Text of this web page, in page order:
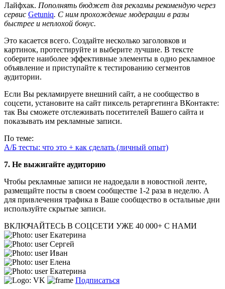
Лайфхак. Пополнять бюджет для рекламы рекомендую через
сервис Getuniq. С ним прохождение модерации в разы
быстрее и неплохой бонус.
Это касается всего. Создайте несколько заголовков и
картинок, протестируйте и выберите лучшие. В тексте
соберите наиболее эффективные элементы в одно рекламное
объявление и приступайте к тестированию сегментов
аудитории.
Если Вы рекламируете внешний сайт, а не сообщество в
соцсети, установите на сайт пиксель ретаргетинга ВКонтакте:
так Вы сможете отслеживать посетителей Вашего сайта и
показывать им рекламные записи.
По теме:
А/Б тесты: что это + как сделать (личный опыт)
7. Не выжигайте аудиторию
Чтобы рекламные записи не надоедали в новостной ленте,
размещайте посты в своем сообществе 1-2 раза в неделю. А
для привлечения трафика в Ваше сообщество в остальные дни
используйте скрытые записи.
ВКЛЮЧАЙТЕСЬ В СОЦСЕТИ УЖЕ 40 000+ С НАМИ
Екатерина
Сергей
Иван
Елена
Екатерина
Подписаться